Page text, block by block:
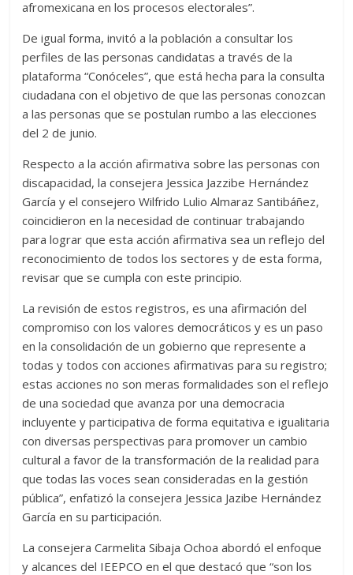
afromexicana en los procesos electorales”.
De igual forma, invitó a la población a consultar los
perfiles de las personas candidatas a través de la
plataforma “Conóceles”, que está hecha para la consulta
ciudadana con el objetivo de que las personas conozcan
a las personas que se postulan rumbo a las elecciones
del 2 de junio.
Respecto a la acción afirmativa sobre las personas con
discapacidad, la consejera Jessica Jazzibe Hernández
García y el consejero Wilfrido Lulio Almaraz Santibáñez,
coincidieron en la necesidad de continuar trabajando
para lograr que esta acción afirmativa sea un reflejo del
reconocimiento de todos los sectores y de esta forma,
revisar que se cumpla con este principio.
La revisión de estos registros, es una afirmación del
compromiso con los valores democráticos y es un paso
en la consolidación de un gobierno que represente a
todas y todos con acciones afirmativas para su registro;
estas acciones no son meras formalidades son el reflejo
de una sociedad que avanza por una democracia
incluyente y participativa de forma equitativa e igualitaria
con diversas perspectivas para promover un cambio
cultural a favor de la transformación de la realidad para
que todas las voces sean consideradas en la gestión
pública”, enfatizó la consejera Jessica Jazibe Hernández
García en su participación.
La consejera Carmelita Sibaja Ochoa abordó el enfoque
y alcances del IEEPCO en el que destacó que “son los